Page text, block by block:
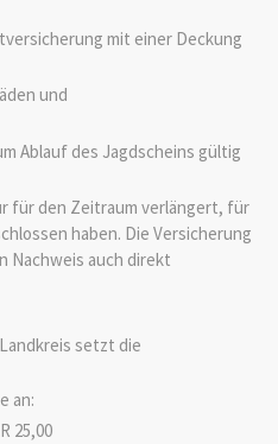
mit einer Deckung
und
Ablauf des Jagdscheins gültig
für den Zeitraum verlängert, für
haben. Die Versicherung
Nachweis auch direkt
setzt die
an:
25,00